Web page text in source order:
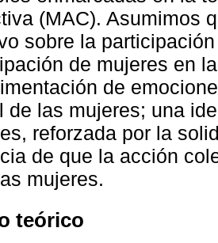
(MAC). Asumimos
sobre la
de mujeres en
de
de las mujeres; una
reforzada por la
de que la acción
mujeres.
teórico